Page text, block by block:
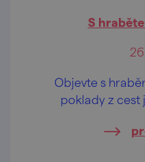
S
Objevte s
poklady z cest